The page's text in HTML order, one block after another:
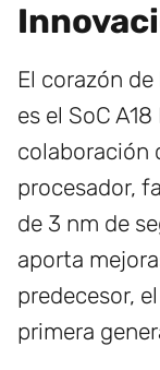
El corazón de
es el SoC
colaboración
procesador,
de 3 nm de
aporta
predecesor,
primera